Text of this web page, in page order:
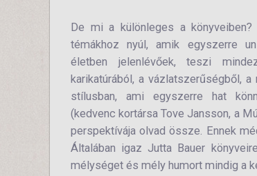
De mi a különleges a
témákhoz nyúl, amik egyszerre
életben jelenlévőek, teszi
karikatúrából, a vázlatszerűségből,
stílusban, ami egyszerre hat
(kedvenc kortársa Tove Jansson, a
perspektívája olvad össze. Ennek
Általában igaz Jutta Bauer
mélységet és mély humort mindig a